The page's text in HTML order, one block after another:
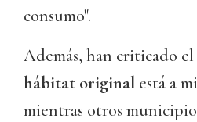
consumo".
Además, han criticado
hábitat original está a
mientras otros